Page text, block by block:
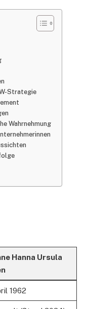
Strategie
Wahrnehmung
Hanna Ursula
1962